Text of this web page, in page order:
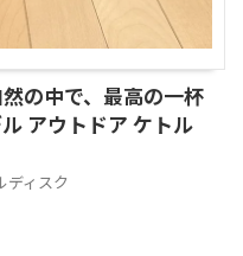
の中で、最高の一杯
アウトドア ケトル
ディスク